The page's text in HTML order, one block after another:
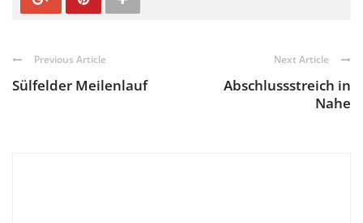
Previous Article
Sülfelder Meilenlauf
Next Article
Abschlussstreich in
Nahe